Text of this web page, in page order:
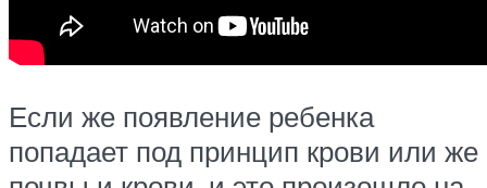
Если же появление ребенка
попадает под принцип крови или же